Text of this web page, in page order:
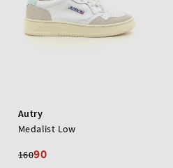
Autry
Medalist Low
16090